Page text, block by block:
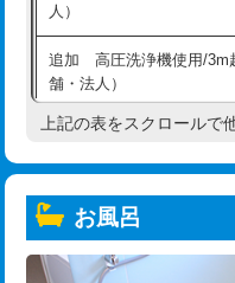
人）
追加 高圧洗浄機使用/3m
舗・法人）
高度高圧洗浄換
トーラー機使用/3mまで
追加トーラー機使用/3m超え
上記の表をスクロールで
お風呂